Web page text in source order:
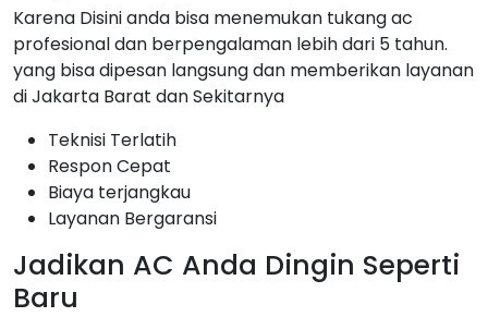
Karena Disini anda bisa menemukan tukang ac
profesional dan berpengalaman lebih dari 5 tahun.
yang bisa dipesan langsung dan memberikan layanan
di Jakarta Barat dan Sekitarnya
Teknisi Terlatih
Respon Cepat
Biaya terjangkau
Layanan Bergaransi
Jadikan AC Anda Dingin Seperti
Baru